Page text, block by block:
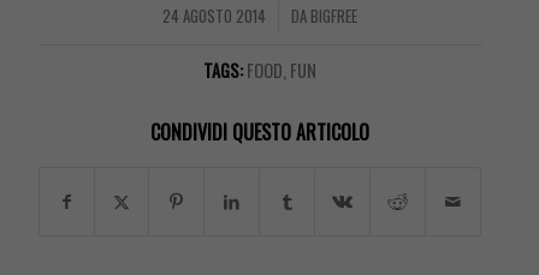
24 AGOSTO 2014
/ DA BIGFREE
TAGS:FOOD FUN
CONDIVIDI QUESTO ARTICOLO